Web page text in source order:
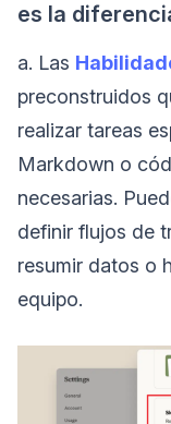
es la
a. Las
preconstruidos
realizar tareas
Markdown o
necesarias.
definir flujos de
resumir datos o
equipo.